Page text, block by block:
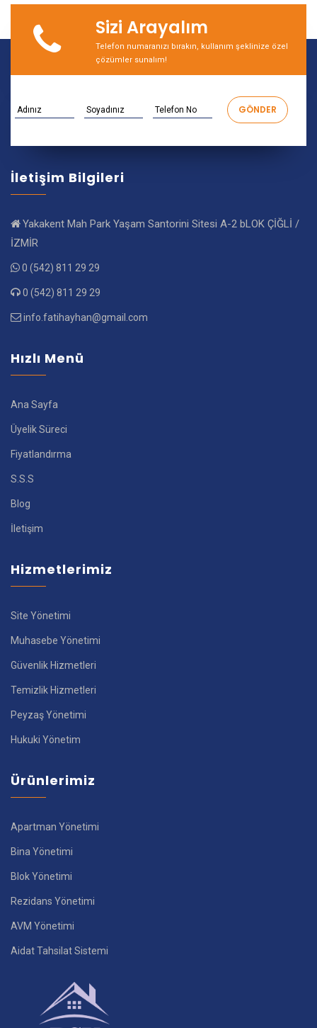
Sizi Arayalım
Telefon numaranızı bırakın, kullanım şeklinize özel
çözümler sunalım!
İletişim Bilgileri
Yakakent Mah Park Yaşam Santorini Sitesi A-2 bLOK ÇİĞLİ /
İZMİR
0 (542) 811 29 29
0 (542) 811 29 29
info.fatihayhan@gmail.com
Hızlı Menü
Ana Sayfa
Üyelik Süreci
Fiyatlandırma
S.S.S
Blog
İletişim
Hizmetlerimiz
Site Yönetimi
Muhasebe Yönetimi
Güvenlik Hizmetleri
Temizlik Hizmetleri
Peyzaş Yönetimi
Hukuki Yönetim
Ürünlerimiz
Apartman Yönetimi
Bina Yönetimi
Blok Yönetimi
Rezidans Yönetimi
AVM Yönetimi
Aidat Tahsilat Sistemi